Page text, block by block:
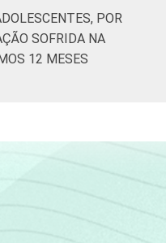
POR
SOFRIDA NA
12 MESES